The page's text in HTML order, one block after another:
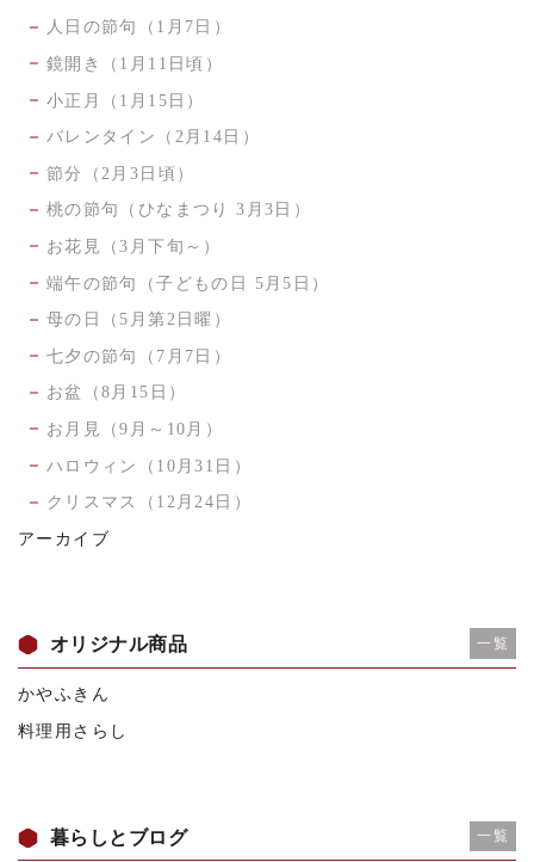
人日の節句（1月7日）
鏡開き（1月11日頃）
小正月（1月15日）
バレンタイン（2月14日）
節分（2月3日頃）
桃の節句（ひなまつり 3月3日）
お花見（3月下旬～）
端午の節句（子どもの日 5月5日）
母の日（5月第2日曜）
七夕の節句（7月7日）
お盆（8月15日）
お月見（9月～10月）
ハロウィン（10月31日）
クリスマス（12月24日）
アーカイブ
オリジナル商品 一覧
かやふきん
料理用さらし
暮らしとブログ 一覧